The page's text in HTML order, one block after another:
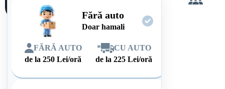
Fără auto
Doar hamali
FĂRĂ AUTO
de la250 Lei/oră
*
CU AUTO
de la225 Lei/oră
singur